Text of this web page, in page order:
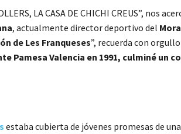
LA CASA DE CHICHI CREUS”, nos
, actualmente director deportivo del
de Les Franqueses”, recuerda con
Pamesa Valencia en 1991, culminé
estaba cubierta de jóvenes promesas de